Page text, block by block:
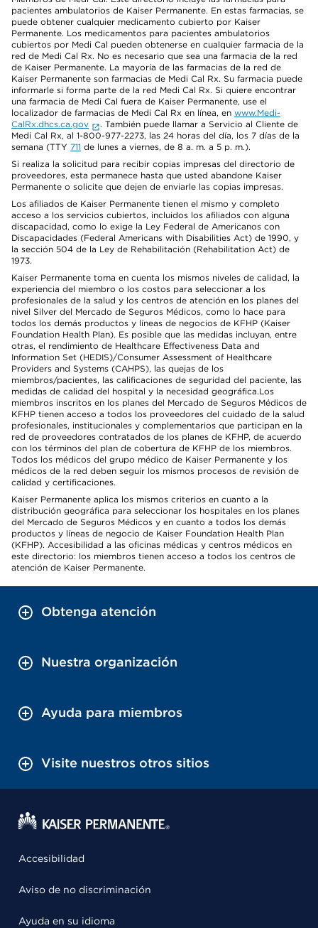
pacientes ambulatorios de Kaiser Permanente. En estas farmacias, se
puede obtener cualquier medicamento cubierto por Kaiser
Permanente. Los medicamentos para pacientes ambulatorios
cubiertos por Medi Cal pueden obtenerse en cualquier farmacia de la
red de Medi Cal Rx. No es necesario que sea una farmacia de la red
de Kaiser Permanente. La mayoría de las farmacias de la red de
Kaiser Permanente son farmacias de Medi Cal Rx. Su farmacia puede
informarle si forma parte de la red Medi Cal Rx. Si quiere encontrar
una farmacia de Medi Cal fuera de Kaiser Permanente, use el
localizador de farmacias de Medi Cal Rx en línea, en www.Medi-
CalRx.dhcs.ca.gov
. También puede llamar a Servicio al Cliente de
Medi Cal Rx, al 1-800-977-2273, las 24 horas del día, los 7 días de la
semana (TTY 711 de lunes a viernes, de 8 a. m. a 5 p. m.).
Si realiza la solicitud para recibir copias impresas del directorio de
proveedores, esta permanece hasta que usted abandone Kaiser
Permanente o solicite que dejen de enviarle las copias impresas.
Los afiliados de Kaiser Permanente tienen el mismo y completo
acceso a los servicios cubiertos, incluidos los afiliados con alguna
discapacidad, como lo exige la Ley Federal de Americanos con
Discapacidades (Federal Americans with Disabilities Act) de 1990, y
la sección 504 de la Ley de Rehabilitación (Rehabilitation Act) de
1973.
Kaiser Permanente toma en cuenta los mismos niveles de calidad, la
experiencia del miembro o los costos para seleccionar a los
profesionales de la salud y los centros de atención en los planes del
nivel Silver del Mercado de Seguros Médicos, como lo hace para
todos los demás productos y líneas de negocios de KFHP (Kaiser
Foundation Health Plan). Es posible que las medidas incluyan, entre
otras, el rendimiento de Healthcare Effectiveness Data and
Information Set (HEDIS)/Consumer Assessment of Healthcare
Providers and Systems (CAHPS), las quejas de los
miembros/pacientes, las calificaciones de seguridad del paciente, las
medidas de calidad del hospital y la necesidad geográfica.Los
miembros inscritos en los planes del Mercado de Seguros Médicos de
KFHP tienen acceso a todos los proveedores del cuidado de la salud
profesionales, institucionales y complementarios que participan en la
red de proveedores contratados de los planes de KFHP, de acuerdo
con los términos del plan de cobertura de KFHP de los miembros.
Todos los médicos del grupo médico de Kaiser Permanente y los
médicos de la red deben seguir los mismos procesos de revisión de
calidad y certificaciones.
Kaiser Permanente aplica los mismos criterios en cuanto a la
distribución geográfica para seleccionar los hospitales en los planes
del Mercado de Seguros Médicos y en cuanto a todos los demás
productos y líneas de negocio de Kaiser Foundation Health Plan
(KFHP). Accesibilidad a las oficinas médicas y centros médicos en
este directorio: los miembros tienen acceso a todos los centros de
atención de Kaiser Permanente.
Obtenga atención
Nuestra organización
Ayuda para miembros
Visite nuestros otros sitios
Accesibilidad
Aviso de no discriminación
Ayuda en su idioma